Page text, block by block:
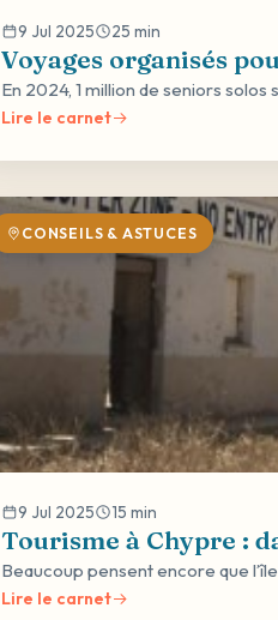
9 Jul 2025 25 min
Voyages organisés
En 2024, 1 million de seniors
Lire le carnet
CONSEILS & ASTUCES
9 Jul 2025 15 min
Tourisme à Chypre :
Beaucoup pensent encore que
Lire le carnet